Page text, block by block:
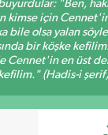
"Ben,
kimse için
bile olsa yalan
bir köşke kefilim.
Cennet'in en üst
(Hadis-i şerif)